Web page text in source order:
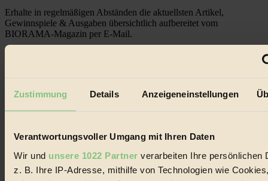
Zustimmung Details Anzeigeneinstellungen
Verantwortungsvoller Umgang mit Ihren Daten
Wir und unsere 1022 Partner verarbeiten Ihre persönlichen
z. B. Ihre IP-Adresse, mithilfe von Technologien wie
Erhalte in regelmäßigen Abständen die aktuellsten Artikel,
Gewinnspiele & Ausgaben übersichtlich aufbereitet vom
BIORAMA-Magazin per E-Mail.
© 2026 Biorama GmbH
Impressum & Disclaimer